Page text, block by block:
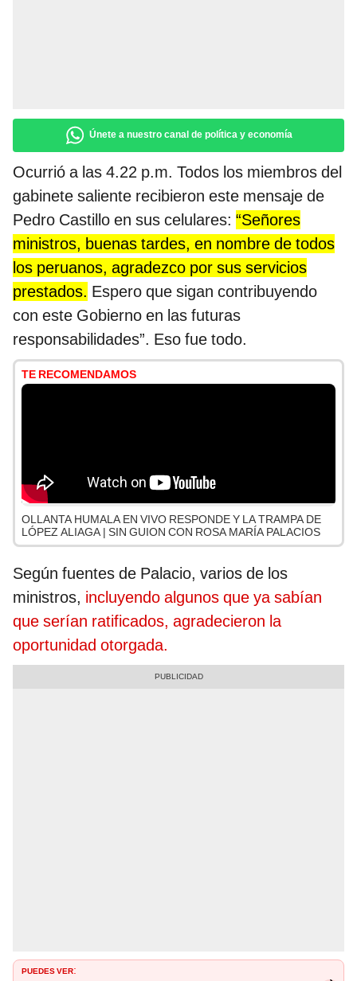
Únete a nuestro canal de política y economía
Ocurrió a las 4.22 p.m. Todos los miembros del
gabinete saliente recibieron este mensaje de
Pedro Castillo en sus celulares: “Señores
ministros, buenas tardes, en nombre de todos
los peruanos, agradezco por sus servicios
prestados. Espero que sigan contribuyendo
con este Gobierno en las futuras
responsabilidades”. Eso fue todo.
TE RECOMENDAMOS
OLLANTA HUMALA EN VIVO RESPONDE Y LA TRAMPA DE
LÓPEZ ALIAGA | SIN GUION CON ROSA MARÍA PALACIOS
Según fuentes de Palacio, varios de los
ministros, incluyendo algunos que ya sabían
que serían ratificados, agradecieron la
oportunidad otorgada.
PUEDES VER: